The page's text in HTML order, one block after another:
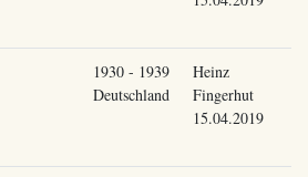
1930 - 1939
Deutschland
Heinz
Fingerhut
15.04.2019